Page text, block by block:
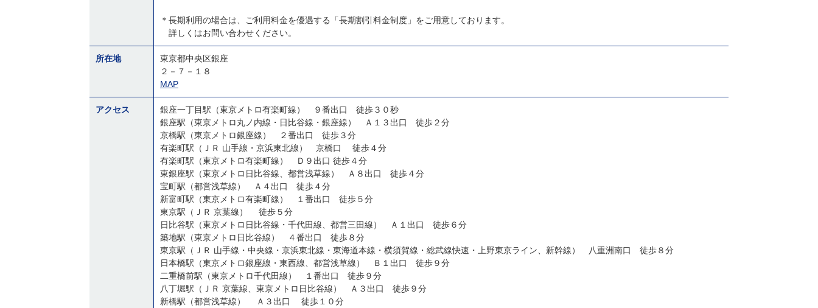
＊長期利用の場合は、ご利用料金を優遇する「長期割引料金制度」をご用意しております。
詳しくはお問い合わせください。
所在地
東京都中央区銀座
２－７－１８
MAP
アクセス
銀座一丁目駅（東京メトロ有楽町線） ９番出口 徒歩３０秒
銀座駅（東京メトロ丸ノ内線・日比谷線・銀座線） Ａ１３出口 徒歩２分
京橋駅（東京メトロ銀座線） ２番出口 徒歩３分
有楽町駅（ＪＲ 山手線・京浜東北線） 京橋口 徒歩４分
有楽町駅（東京メトロ有楽町線） Ｄ９出口 徒歩４分
東銀座駅（東京メトロ日比谷線、都営浅草線） Ａ８出口 徒歩４分
宝町駅（都営浅草線） Ａ４出口 徒歩４分
新富町駅（東京メトロ有楽町線） １番出口 徒歩５分
東京駅（ＪＲ 京葉線） 徒歩５分
日比谷駅（東京メトロ日比谷線・千代田線、都営三田線） Ａ１出口 徒歩６分
築地駅（東京メトロ日比谷線） ４番出口 徒歩８分
東京駅（ＪＲ 山手線・中央線・京浜東北線・東海道本線・横須賀線・総武線快速・上野東京ライン、新幹線） 八重洲南口 徒歩８分
日本橋駅（東京メトロ銀座線・東西線、都営浅草線） Ｂ１出口 徒歩９分
二重橋前駅（東京メトロ千代田線） １番出口 徒歩９分
八丁堀駅（ＪＲ 京葉線、東京メトロ日比谷線） Ａ３出口 徒歩９分
新橋駅（都営浅草線） Ａ３出口 徒歩１０分